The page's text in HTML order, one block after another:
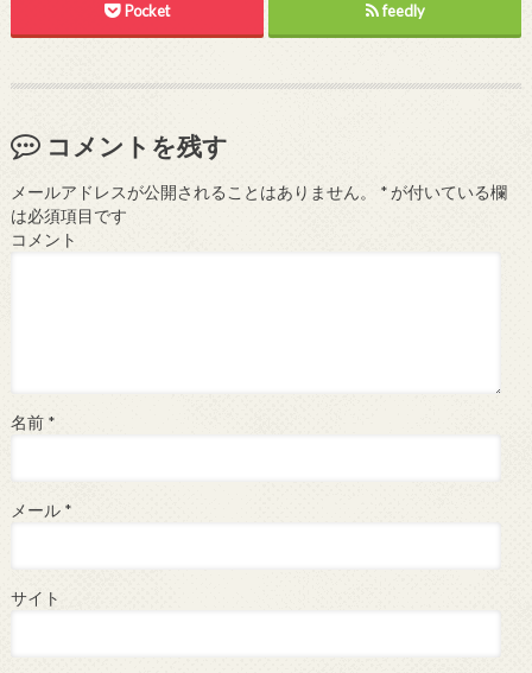
Pocket feedly
コメントを残す
メールアドレスが公開されることはありません。 *が付いている欄
は必須項目です
コメント
名前 *
メール *
サイト